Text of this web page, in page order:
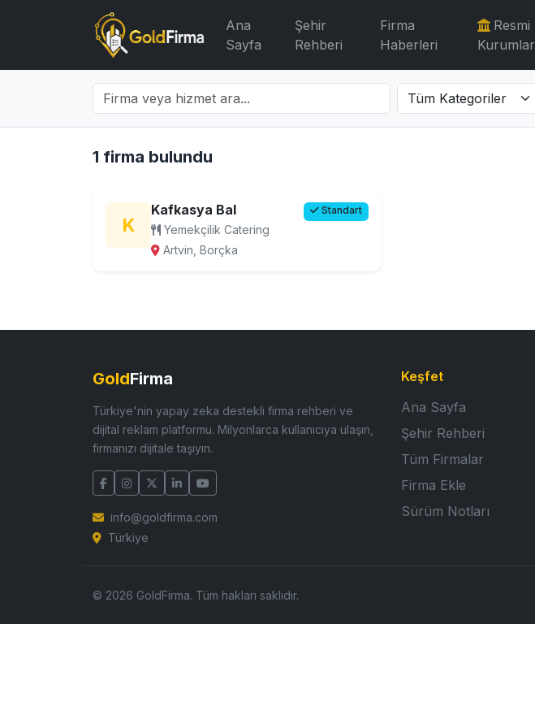
Ana
Sayfa
Şehir
Rehberi
Firma
Haberleri
Resmi
Kurumlar
1 firma bulundu
K
Kafkasya Bal Standart
Yemekçilik Catering
Artvin, Borçka
GoldFirma
Türkiye'nin yapay zeka destekli firma rehberi ve
dijital reklam platformu. Milyonlarca kullanıcıya ulaşın,
firmanızı dijitale taşıyın.
info@goldfirma.com
Türkiye
Keşfet
Ana Sayfa
Şehir Rehberi
Tüm Firmalar
Firma Ekle
Sürüm Notları
© 2026 GoldFirma. Tüm hakları saklıdır.